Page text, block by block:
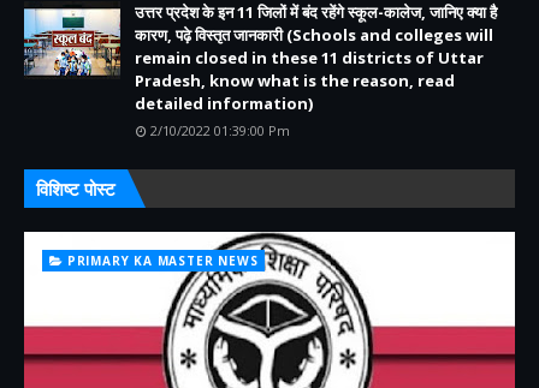
उत्तर प्रदेश के इन 11 जिलों में बंद रहेंगे स्कूल-कालेज, जानिए क्या है
कारण, पढ़े विस्तृत जानकारी (Schools and colleges will
remain closed in these 11 districts of Uttar
Pradesh, know what is the reason, read
detailed information)
2/10/2022 01:39:00 Pm
विशिष्ट पोस्ट
PRIMARY KA MASTER NEWS